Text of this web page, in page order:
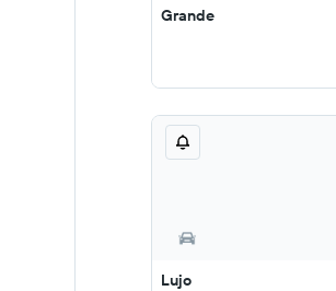
Grande
Lujo